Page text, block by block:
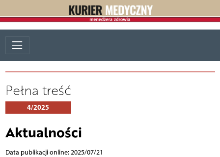
Pełna treść
4/2025
Aktualności
Data publikacji online: 2025/07/21